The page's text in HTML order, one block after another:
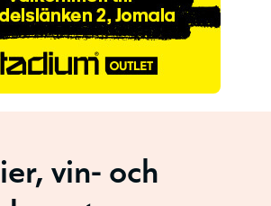
vin- och